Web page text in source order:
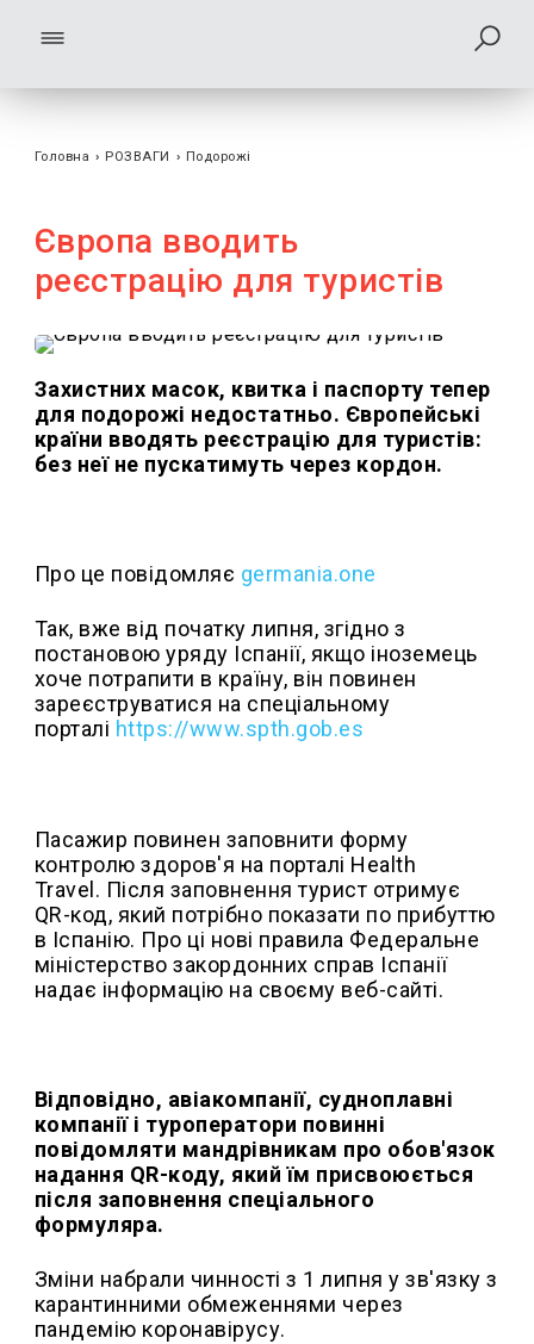
Головна › РОЗВАГИ › Подорожі
Європа вводить
реєстрацію для туристів
Захистних масок, квитка і паспорту тепер
для подорожі недостатньо. Європейські
країни вводять реєстрацію для туристів:
без неї не пускатимуть через кордон.
Про це повідомляє germania.one
Так, вже від початку липня, згідно з
постановою уряду Іспанії, якщо іноземець
хоче потрапити в країну, він повинен
зареєструватися на спеціальному
порталі https://www.spth.gob.es
Пасажир повинен заповнити форму
контролю здоров'я на порталі Health
Travel. Після заповнення турист отримує
QR-код, який потрібно показати по прибуттю
в Іспанію. Про ці нові правила Федеральне
міністерство закордонних справ Іспанії
надає інформацію на своєму веб-сайті.
Відповідно, авіакомпанії, судноплавні
компанії і туроператори повинні
повідомляти мандрівникам про обов'язок
надання QR-коду, який їм присвоюється
після заповнення спеціального
формуляра.
Зміни набрали чинності з 1 липня у зв'язку з
карантинними обмеженнями через
пандемію коронавірусу.